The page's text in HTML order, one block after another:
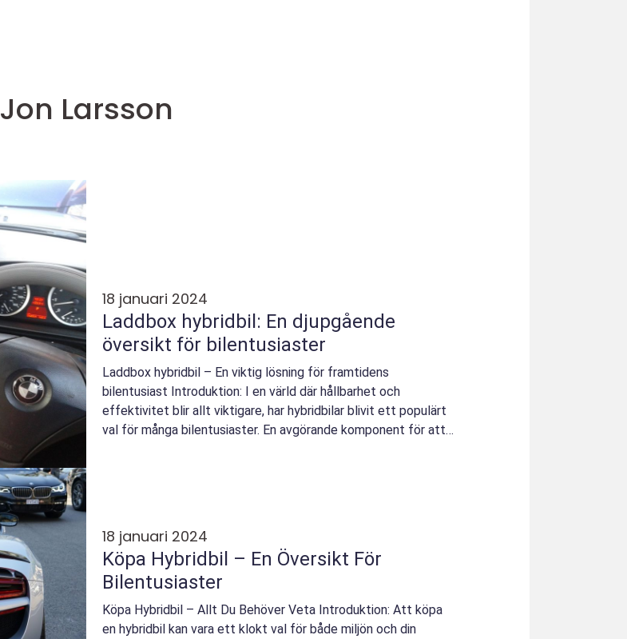
Jon Larsson
18 januari 2024
Laddbox hybridbil: En djupgående
översikt för bilentusiaster
Laddbox hybridbil – En viktig lösning för framtidens
bilentusiast Introduktion: I en värld där hållbarhet och
effektivitet blir allt viktigare, har hybridbilar blivit ett populärt
val för många bilentusiaster. En avgörande komponent för att
18 januari 2024
Köpa Hybridbil – En Översikt För
Bilentusiaster
Köpa Hybridbil – Allt Du Behöver Veta Introduktion: Att köpa
en hybridbil kan vara ett klokt val för både miljön och din